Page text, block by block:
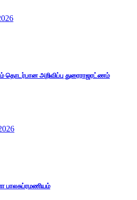
தொடர்பான அறிவிப்பு துரைராஜரட்ணம்
பாலசுப்ரமணியம்